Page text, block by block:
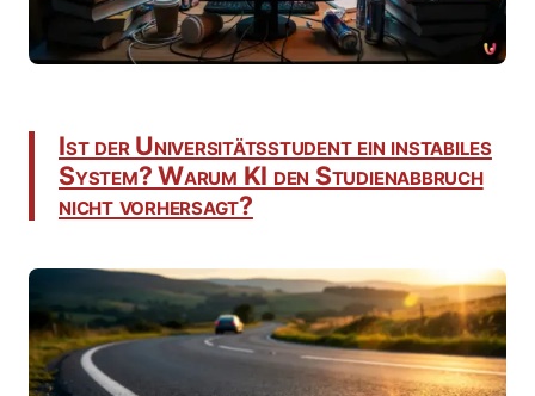
Ist der Universitätsstudent ein instabiles
System? Warum KI den Studienabbruch
nicht vorhersagt?